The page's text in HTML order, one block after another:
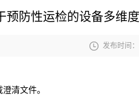
预防性运检的设备多维
 发布时间
清文件。